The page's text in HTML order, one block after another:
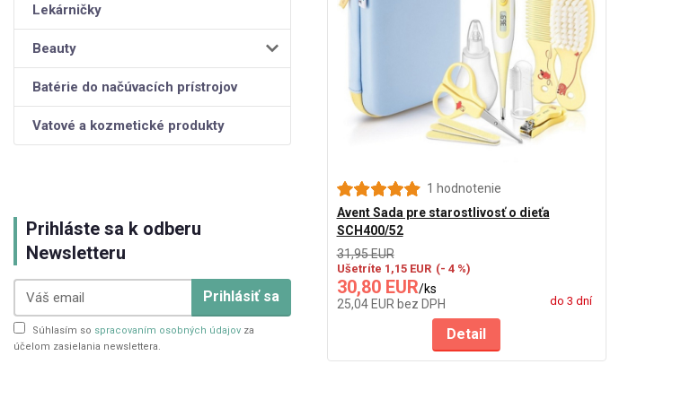
Lekárničky
Beauty
Batérie do načúvacích prístrojov
Vatové a kozmetické produkty
Prihláste sa k odberu
Newsletteru
Prihlásiť sa
Súhlasím so spracovaním osobných údajov za
účelom zasielania newslettera.
1 hodnotenie
Avent Sada pre starostlivosť o dieťa
SCH400/52
31,95 EUR
Ušetríte 1,15 EUR (- 4 %)
30,80 EUR/ks
25,04 EUR bez DPH do 3 dní
Detail